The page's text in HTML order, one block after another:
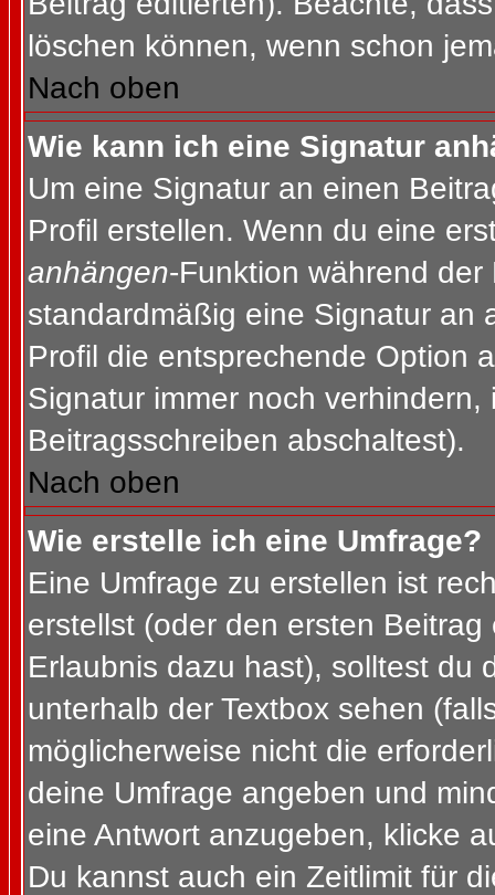
löschen können, wenn schon
Nach oben
Wie kann ich eine Signatur
Um eine Signatur an einen
Profil erstellen. Wenn du eine
anhängen-Funktion während
standardmäßig eine Signatur an
Profil die entsprechende Option
Signatur immer noch
Beitragsschreiben abschaltest).
Nach oben
Wie erstelle ich eine Umfrage?
Eine Umfrage zu erstellen ist
erstellst (oder den ersten
Erlaubnis dazu hast), solltest du
unterhalb der Textbox sehen
möglicherweise nicht die
deine Umfrage angeben und
eine Antwort anzugeben, klicke
Du kannst auch ein Zeitlimit für